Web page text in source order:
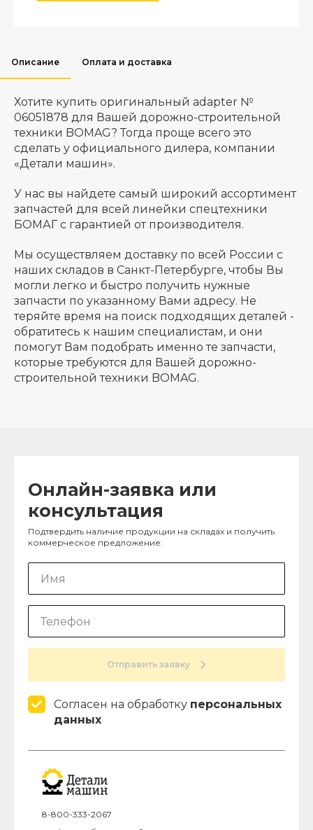
Описание Оплата и доставка
Хотите купить оригинальный adapter №
06051878 для Вашей дорожно-строительной
техники BOMAG? Тогда проще всего это
сделать у официального дилера, компании
«Детали машин».
У нас вы найдете самый широкий ассортимент
запчастей для всей линейки спецтехники
БОМАГ с гарантией от производителя.
Мы осуществляем доставку по всей России с
наших складов в Санкт-Петербурге, чтобы Вы
могли легко и быстро получить нужные
запчасти по указанному Вами адресу. Не
теряйте время на поиск подходящих деталей -
обратитесь к нашим специалистам, и они
помогут Вам подобрать именно те запчасти,
которые требуются для Вашей дорожно-
строительной техники BOMAG.
Онлайн-заявка или
консультация
Подтвердить наличие продукции на складах и получить
коммерческое предложение:
Отправить заявку
Согласен на обработку персональных
данных
8-800-333-2067